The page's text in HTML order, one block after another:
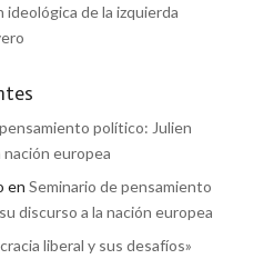
ideológica de la izquierda
político: Julien
nación europea
en Seminario de pensamiento
discurso a la nación europea
liberal y sus desafíos»